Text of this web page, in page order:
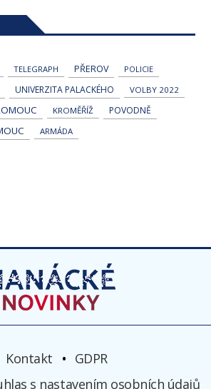
TELEGRAPH PŘEROV POLICIE
UNIVERZITA PALACKÉHO
VOLBY 2022
KROMĚŘÍŽ POVODNĚ
ARMÁDA
Kontakt
GDPR
s nastavením osobních údajů